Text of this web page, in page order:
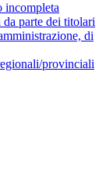
incompleta
parte dei titolari
di
provinciali